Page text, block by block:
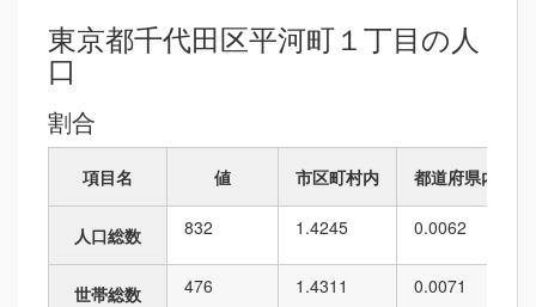
東京都千代田区平河町１丁目の人
口
割合
項目名 値 市区町村内 都道府県内
人口総数 832 1.4245 0.0062
世帯総数 476 1.4311 0.0071